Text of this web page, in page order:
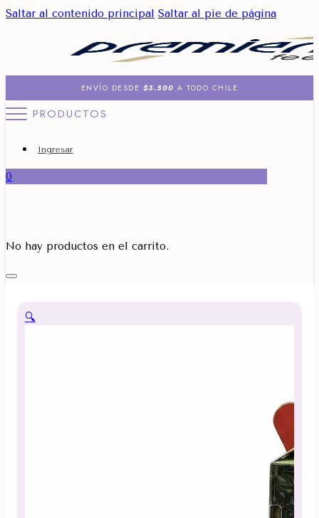
Saltar al contenido principal Saltar al pie de página
ENVÍO DESDE $3.500 A TODO CHILE
PRODUCTOS
Ingresar
0
No hay productos en el carrito.
🔍